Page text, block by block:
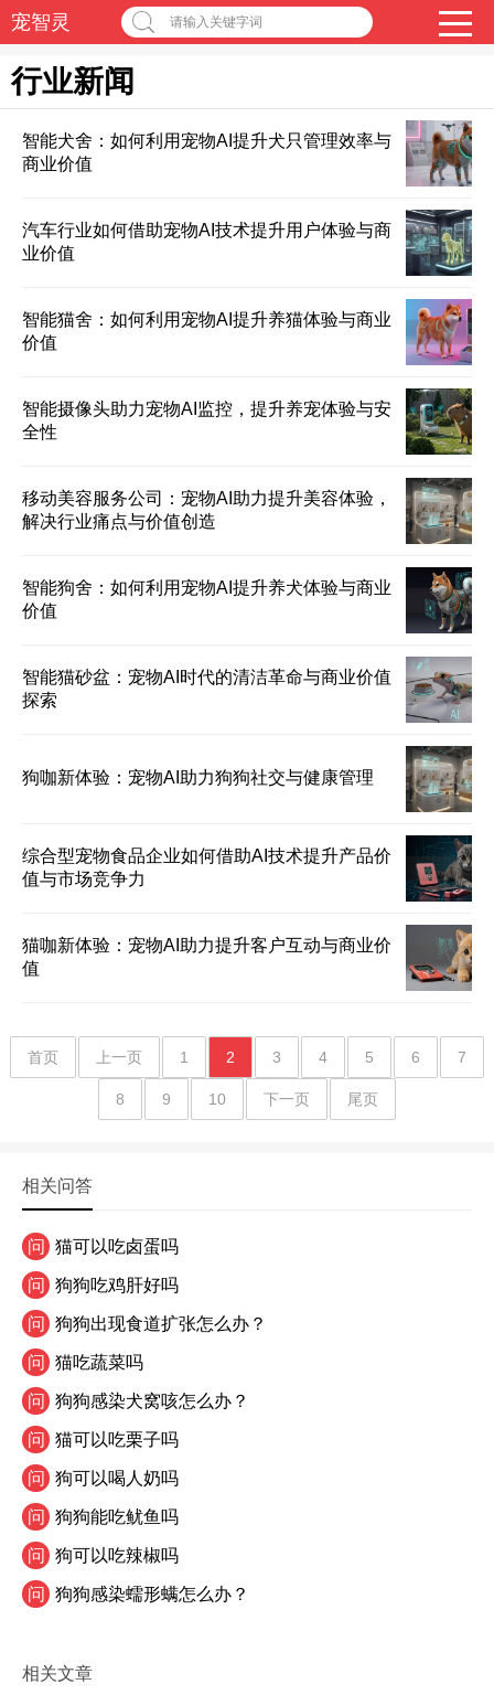
宠智灵 请输入关键字词
行业新闻
智能犬舍：如何利用宠物AI提升犬只管理效率与
商业价值
汽车行业如何借助宠物AI技术提升用户体验与商
业价值
智能猫舍：如何利用宠物AI提升养猫体验与商业
价值
智能摄像头助力宠物AI监控，提升养宠体验与安
全性
移动美容服务公司：宠物AI助力提升美容体验，
解决行业痛点与价值创造
智能狗舍：如何利用宠物AI提升养犬体验与商业
价值
智能猫砂盆：宠物AI时代的清洁革命与商业价值
探索
狗咖新体验：宠物AI助力狗狗社交与健康管理
综合型宠物食品企业如何借助AI技术提升产品价
值与市场竞争力
猫咖新体验：宠物AI助力提升客户互动与商业价
值
首页 上一页 1 2 3 4 5 6 7
8 9 10 下一页 尾页
相关问答
问 猫可以吃卤蛋吗
问 狗狗吃鸡肝好吗
问 狗狗出现食道扩张怎么办？
问 猫吃蔬菜吗
问 狗狗感染犬窝咳怎么办？
问 猫可以吃栗子吗
问 狗可以喝人奶吗
问 狗狗能吃鱿鱼吗
问 狗可以吃辣椒吗
问 狗狗感染蠕形螨怎么办？
相关文章